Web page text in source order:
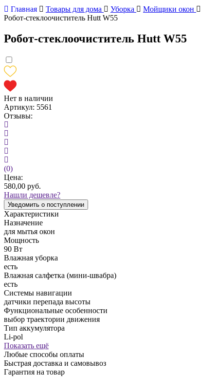
Главная
Товары для дома Уборка
Мойщики окон
Робот-стеклоочиститель Hutt W55
Робот-стеклоочиститель Hutt W55
Нет в наличии
Артикул: 5561
Отзывы:
(0)
Цена:
580,00 руб.
Нашли дешевле?
Уведомить о поступлении
Характеристики
Назначение
для мытья окон
Мощность
90 Вт
Влажная уборка
есть
Влажная салфетка (мини-швабра)
есть
Системы навигации
датчики перепада высоты
Функциональные особенности
выбор траектории движения
Тип аккумулятора
Li-pol
Показать ещё
Любые способы оплаты
Быстрая доставка и самовывоз
Гарантия на товар